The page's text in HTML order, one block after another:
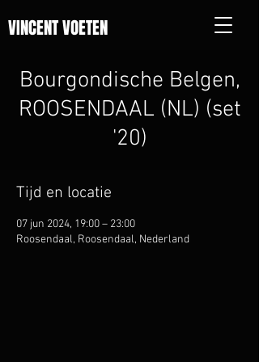
VINCENT VOETEN
Bourgondische Belgen,
ROOSENDAAL (NL) (set
'20)
Tijd en locatie
07 jun 2024, 19:00 – 23:00
Roosendaal, Roosendaal, Nederland